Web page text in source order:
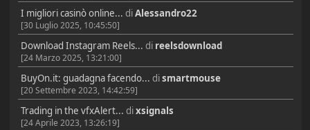
I migliori casinò online... diAlessandro22
[30 Luglio 2025, 10:45:50]
Download Instagram Reels... di reelsdownload
[24 Marzo 2025, 13:21:00]
BuyOn.it: guadagna facendo... dismartmouse
[20 Settembre 2023, 14:42:59]
Trading in the vfxAlert... dixsignals
[24 Aprile 2023, 13:26:19]